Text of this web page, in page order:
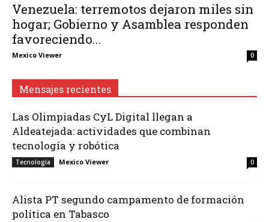
Venezuela: terremotos dejaron miles sin
hogar; Gobierno y Asamblea responden
favoreciendo...
Mexico Viewer 0
Mensajes recientes
Las Olimpiadas CyL Digital llegan a
Aldeatejada: actividades que combinan
tecnología y robótica
Tecnología Mexico Viewer 0
Alista PT segundo campamento de formación
política en Tabasco